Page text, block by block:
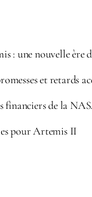
: une nouvelle ère
et retards
financiers de la
pour Artemis II